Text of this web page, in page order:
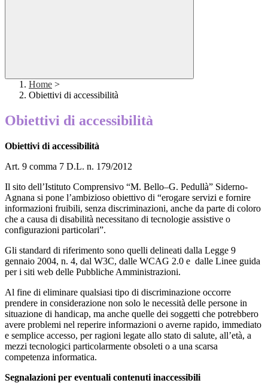
Home >
Obiettivi di accessibilità
Obiettivi di accessibilità
Obiettivi di accessibilità
Art. 9 comma 7 D.L. n. 179/2012
Il sito dell’Istituto Comprensivo “M. Bello–G. Pedullà” Siderno-
Agnana si pone l’ambizioso obiettivo di “erogare servizi e fornire
informazioni fruibili, senza discriminazioni, anche da parte di coloro
che a causa di disabilità necessitano di tecnologie assistive o
configurazioni particolari”.
Gli standard di riferimento sono quelli delineati dalla Legge 9
gennaio 2004, n. 4, dal W3C, dalle WCAG 2.0 e dalle Linee guida
per i siti web delle Pubbliche Amministrazioni.
Al fine di eliminare qualsiasi tipo di discriminazione occorre
prendere in considerazione non solo le necessità delle persone in
situazione di handicap, ma anche quelle dei soggetti che potrebbero
avere problemi nel reperire informazioni o averne rapido, immediato
e semplice accesso, per ragioni legate allo stato di salute, all’età, a
mezzi tecnologici particolarmente obsoleti o a una scarsa
competenza informatica.
Segnalazioni per eventuali contenuti inaccessibili